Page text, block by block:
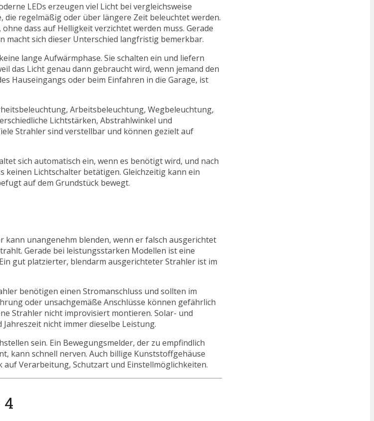
LEDs erzeugen viel Licht bei vergleichsweise
regelmäßig oder über längere Zeit beleuchtet werden.
dass auf Helligkeit verzichtet werden muss. Gerade
sich dieser Unterschied langfristig bemerkbar.
lange Aufwärmphase. Sie schalten ein und liefern
das Licht genau dann gebraucht wird, wenn jemand den
Hauseingangs oder beim Einfahren in die Garage, ist
Arbeitsbeleuchtung, Wegbeleuchtung,
Lichtstärken, Abstrahlwinkel und
Strahler sind verstellbar und können gezielt auf
sich automatisch ein, wenn es benötigt wird, und nach
Lichtschalter betätigen. Gleichzeitig kann ein
auf dem Grundstück bewegt.
kann unangenehm blenden, wenn er falsch ausgerichtet
Gerade bei leistungsstarken Modellen ist eine
gut platzierter, blendarm ausgerichteter Strahler ist im
benötigen einen Stromanschluss und sollten im
oder unsachgemäße Anschlüsse können gefährlich
Strahler nicht improvisiert montieren. Solar- und
nicht immer dieselbe Leistung.
sein. Ein Bewegungsmelder, der zu empfindlich
kann schnell nerven. Auch billige Kunststoffgehäuse
Verarbeitung, Schutzart und Einstellmöglichkeiten.